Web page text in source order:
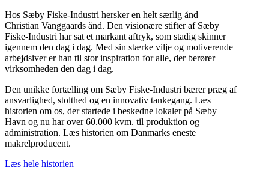
Hos Sæby Fiske-Industri hersker en helt særlig ånd –
Christian Vanggaards ånd. Den visionære stifter af Sæby
Fiske-Industri har sat et markant aftryk, som stadig skinner
igennem den dag i dag. Med sin stærke vilje og motiverende
arbejdsiver er han til stor inspiration for alle, der berører
virksomheden den dag i dag.
Den unikke fortælling om Sæby Fiske-Industri bærer præg af
ansvarlighed, stolthed og en innovativ tankegang. Læs
historien om os, der startede i beskedne lokaler på Sæby
Havn og nu har over 60.000 kvm. til produktion og
administration. Læs historien om Danmarks eneste
makrelproducent.
Læs hele historien